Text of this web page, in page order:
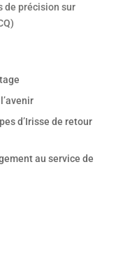
de précision sur
d’Irisse de retour
au service de